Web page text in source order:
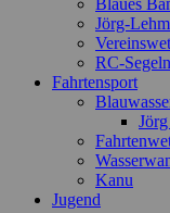
Blaues
Jörg-
RC-Segeln
Fahrtensport
Kanu
Jugend